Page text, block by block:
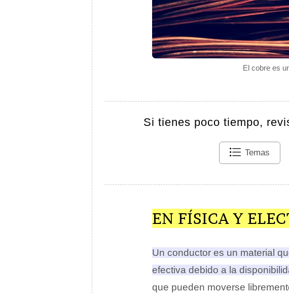
El cobre es
Si tienes poco tiempo,
Temas
EN FÍSICA Y
Un conductor es un material
efectiva debido a la
que pueden moverse